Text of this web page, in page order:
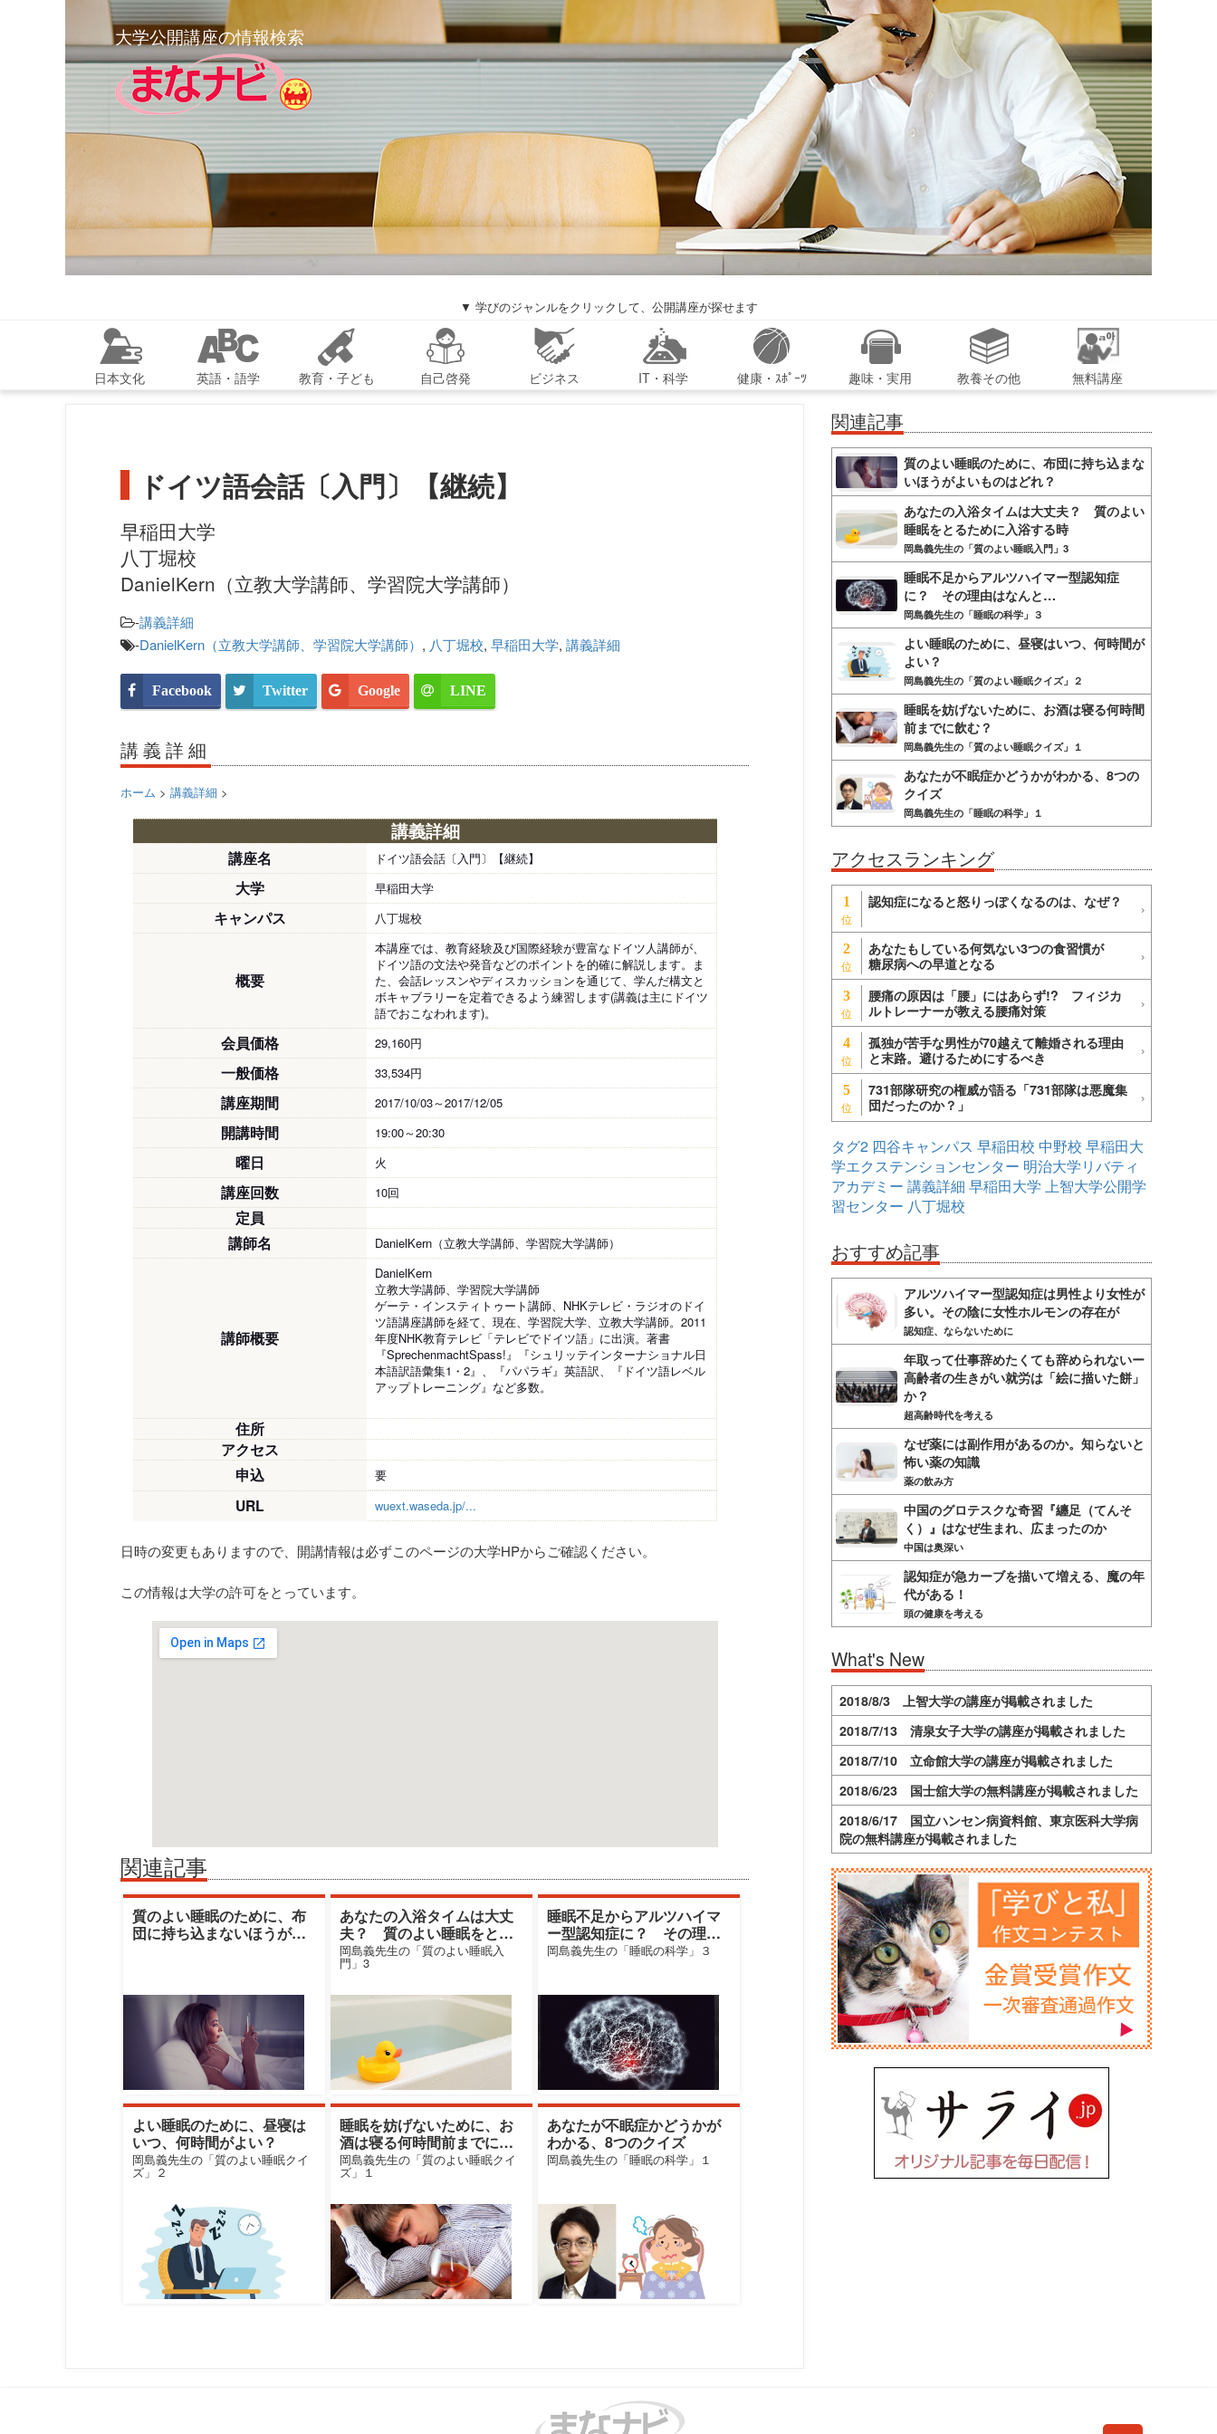
大学公開講座の情報検索
▼ 学びのジャンルをクリックして、公開講座が探せます
日本文化 英語・語学 教育・子ども 自己啓発 ビジネス IT・科学 健康・ｽﾎﾟｰﾂ 趣味・実用 教養その他 無料講座
ドイツ語会話〔入門〕【継続】
早稲田大学
八丁堀校
DanielKern（立教大学講師、学習院大学講師）
-講義詳細
-DanielKern（立教大学講師、学習院大学講師） , 八丁堀校, 早稲田大学, 講義詳細
Facebook Twitter Google LINE
講義詳細
ホーム > 講義詳細 >
講義詳細
講座名 ドイツ語会話〔入門〕【継続】
大学 早稲田大学
キャンパス 八丁堀校
概要
本講座では、教育経験及び国際経験が豊富なドイツ人講師が、
ドイツ語の文法や発音などのポイントを的確に解説します。ま
た、会話レッスンやディスカッションを通じて、学んだ構文と
ボキャブラリーを定着できるよう練習します(講義は主にドイツ
語でおこなわれます)。
会員価格 29,160円
一般価格 33,534円
講座期間 2017/10/03～2017/12/05
開講時間 19:00～20:30
曜日 火
講座回数 10回
定員
講師名
DanielKern（立教大学講師、学習院大学講師）
講師概要
DanielKern
立教大学講師、学習院大学講師
ゲーテ・インスティトゥート講師、NHKテレビ・ラジオのドイ
ツ語講座講師を経て、現在、学習院大学、立教大学講師。2011
年度NHK教育テレビ「テレビでドイツ語」に出演。著書
『SprechenmachtSpass!』『シュリッテインターナショナル日
本語訳語彙集1・2』、『パパラギ』英語訳、『ドイツ語レベル
アップトレーニング』など多数。
住所
アクセス
申込
要
URL wuext.waseda.jp/...
日時の変更もありますので、開講情報は必ずこのページの大学HPからご確認ください。
この情報は大学の許可をとっています。
関連記事
質のよい睡眠のために、布
団に持ち込まないほうがよ
あなたの入浴タイムは大丈
夫？ 質のよい睡眠をとる
ために入浴する時間は？
岡島義先生の「質のよい睡眠入
門」3
睡眠不足からアルツハイマ
ー型認知症に？ その理由
はなんと…
岡島義先生の「睡眠の科学」３
よい睡眠のために、昼寝は
いつ、何時間がよい？
岡島義先生の「質のよい睡眠クイ
ズ」２
睡眠を妨げないために、お
酒は寝る何時間前までに飲
む？
岡島義先生の「質のよい睡眠クイ
ズ」１
あなたが不眠症かどうかが
わかる、8つのクイズ
岡島義先生の「睡眠の科学」１
関連記事
質のよい睡眠のために、布団に持ち込まな
いほうがよいものはどれ？
あなたの入浴タイムは大丈夫？ 質のよい
睡眠をとるために入浴する時
岡島義先生の「質のよい睡眠入門」3
睡眠不足からアルツハイマー型認知症
に？ その理由はなんと…
岡島義先生の「睡眠の科学」３
よい睡眠のために、昼寝はいつ、何時間が
よい？
岡島義先生の「質のよい睡眠クイズ」２
睡眠を妨げないために、お酒は寝る何時間
前までに飲む？
岡島義先生の「質のよい睡眠クイズ」１
あなたが不眠症かどうかがわかる、8つの
クイズ
岡島義先生の「睡眠の科学」１
アクセスランキング
1 認知症になると怒りっぽくなるのは、なぜ？
2
あなたもしている何気ない3つの食習慣が
糖尿病への早道となる
3
腰痛の原因は「腰」にはあらず!? フィジカ
ルトレーナーが教える腰痛対策
4
孤独が苦手な男性が70越えて離婚される理由
と末路。避けるためにするべき
5
731部隊研究の権威が語る「731部隊は悪魔集
団だったのか？」
タグ2 四谷キャンパス 早稲田校 中野校 早稲田大
学エクステンションセンター 明治大学リバティ
アカデミー 講義詳細 早稲田大学 上智大学公開学
習センター 八丁堀校
おすすめ記事
アルツハイマー型認知症は男性より女性が
多い。その陰に女性ホルモンの存在が
認知症、ならないために
年取って仕事辞めたくても辞められないー
高齢者の生きがい就労は「絵に描いた餅」
か？
超高齢時代を考える
なぜ薬には副作用があるのか。知らないと
怖い薬の知識
薬の飲み方
中国のグロテスクな奇習『纏足（てんそ
く）』はなぜ生まれ、広まったのか
中国は奥深い
認知症が急カーブを描いて増える、魔の年
代がある！
頭の健康を考える
What's New
2018/8/3 上智大学の講座が掲載されました
2018/7/13 清泉女子大学の講座が掲載されました
2018/7/10 立命館大学の講座が掲載されました
2018/6/23 国士舘大学の無料講座が掲載されました
2018/6/17 国立ハンセン病資料館、東京医科大学病
院の無料講座が掲載されました